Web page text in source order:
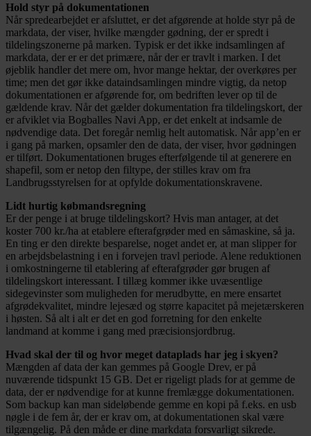
Hold styr på dokumentationen
Når spredearbejdet er afsluttet, er det afgørende at holde styr på de
markdata, der viser, hvilke mængder gødning, der er spredt i
tildelingszonerne på marken. Typisk er det ikke indsamlingen af
markdata, der er er det primære, når der er travlt i marken. I det
øjeblik handler det mere om, hvor mange hektar, der overkøres per
time; men det gør ikke dataindsamlingen mindre vigtig, da netop
dokumentationen er afgørende for, om bedriften lever op til de
gældende krav. Når det gælder dokumentation fra tildelingskort, der
er afviklet via Bogballes Navi App, er det enkelt at indsamle de
nødvendige data. Det foregår nemlig helt automatisk. Når app’en er
i gang på marken, opsamler den de data, der viser, hvor gødningen
er tilført. Dokumentationen bruges efterfølgende til at generere en
shapefil, som er netop den filtype, der stilles krav om fra
Landbrugsstyrelsen for at opfylde dokumentationskravene.
Lidt hurtig købmandsregning
Er der penge i at bruge tildelingskort? Hvis man antager, at det
koster 700 kr./ha at etablere efterafgrøder med en såmaskine, så ja.
En ting er den direkte besparelse, noget andet er, at man slipper for
en arbejdsbelastning i en i forvejen travl periode. Alene reduktionen
i omkostningerne til etablering af efterafgrøder gør brugen af
tildelingskort interessant. I tillæg kommer ikke uvæsentlige
sidegevinster som muligheden for merudbytte, en mere ensartet
afgrødekvalitet, mindre lejesæd og større kapacitet på mejetærskeren
i høsten. Så alt i alt er det en god forretning for den enkelte
landmand at komme i gang med præcisionsjordbrug.
Hvad skal der til og hvor meget dataplads har jeg i skyen?
Mængden af data der kan gemmes på Google Drev, er på
nuværende tidspunkt 15 GB. Det er rigeligt plads for at gemme de
data, der er nødvendige for at kunne fremlægge dokumentationen.
Som backup kan man sideløbende gemme en kopi på f.eks. en usb
nøgle i de fem år, der er krav om, at dokumentationen skal være
tilgængelig. På den måde er dine markdata forsvarligt sikrede.